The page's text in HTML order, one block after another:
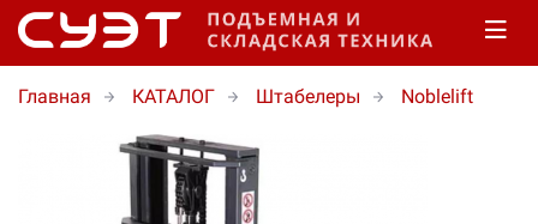
Главная КАТАЛОГ Штабелеры Noblelift